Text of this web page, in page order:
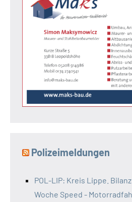
Polizeimeldungen
POL-LIP: Kreis Lippe.
Woche Speed -